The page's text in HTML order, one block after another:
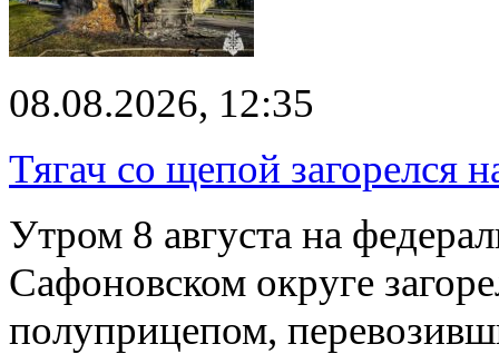
08.08.2026, 12:35
Тягач со щепой загорелся
Утром 8 августа на
Сафоновском округе
полуприцепом,